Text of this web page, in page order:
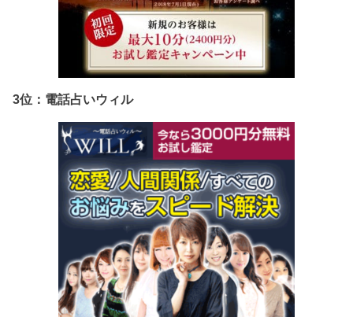
3位：電話占いウィル